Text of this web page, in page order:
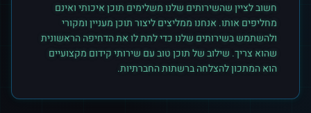
חשוב לציין שהשירותים שלנו משלימים תוכן איכותי ואינם
מחליפים אותו. אנחנו ממליצים ליצור תוכן מעניין ומקורי
ולהשתמש בשירותים שלנו כדי לתת לו את הדחיפה הראשונית
שהוא צריך. שילוב של תוכן טוב עם שירותי קידום מקצועיים
הוא המתכון להצלחה ברשתות החברתיות.